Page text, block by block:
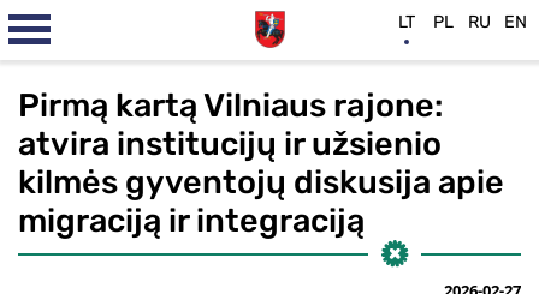
Pirmą kartą Vilniaus rajone:
atvira institucijų ir užsienio
kilmės gyventojų diskusija apie
migraciją ir integraciją
LT PL RU EN